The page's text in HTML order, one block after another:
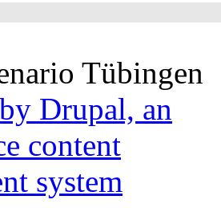
Tübingen